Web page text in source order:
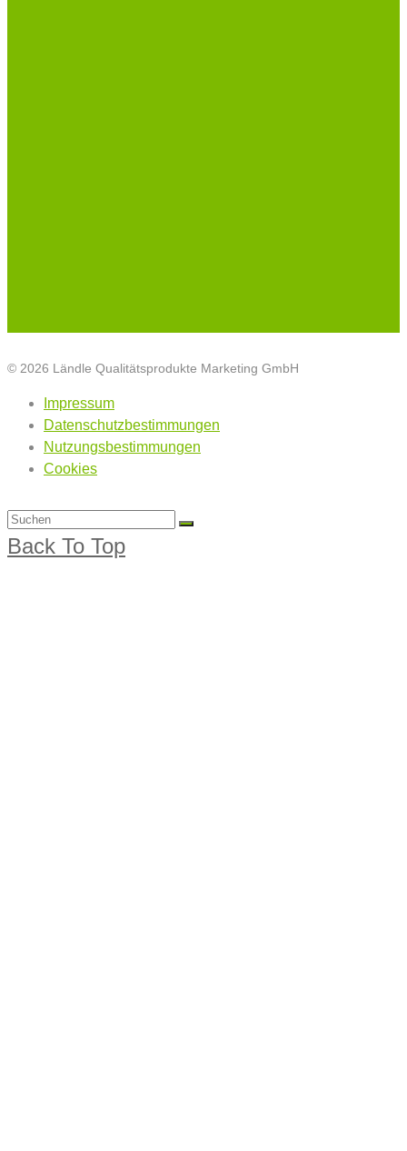
© 2026 Ländle Qualitätsprodukte Marketing GmbH
Impressum
Datenschutzbestimmungen
Nutzungsbestimmungen
Cookies
Back To Top